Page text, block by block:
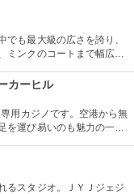
買い物も楽しめます。ソウ
でも最大級の広さを誇り、
ミンクのコートまで幅広い
ンや素材を相談しながら決
カーヒル
用カジノです。空港から無
を運び易いのも魅力の一
るスタジオ。ＪＹＪジェジ